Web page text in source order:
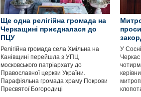
Ще одна релігійна громада на
Черкащині приєдналася до
ПЦУ
Релігійна громада села Хмільна на
Канівщині перейшла з УПЦ
московського патріархату до
Православної церкви України.
Парафіяльна громада храму Покрови
Пресвятої Богородиці
У